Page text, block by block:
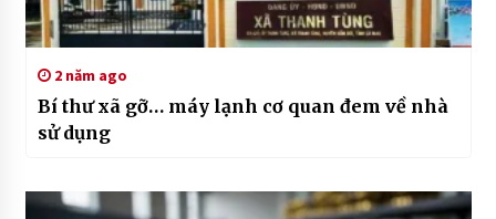
2 năm ago
Bí thư xã gỡ… máy lạnh cơ quan đem về nhà
sử dụng